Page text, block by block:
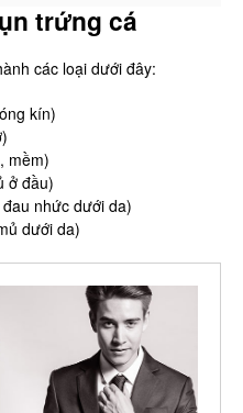
trứng cá
các loại dưới đây:
kín)
mềm)
ở đầu)
nhức dưới da)
dưới da)